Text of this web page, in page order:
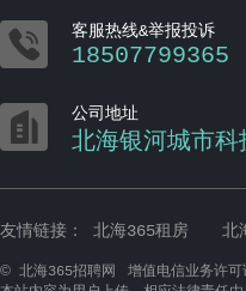
 客服热线&举报投诉
18507799365
 公司地址
北海银河城市科
友情链接： 北海365租房 北
© 北海365招聘网 增值电信业务许